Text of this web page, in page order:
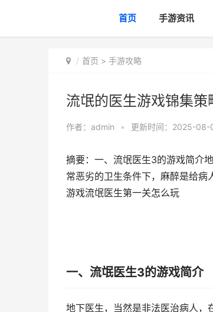
首页 手游资讯
首页 > 手游攻略
流氓的医生游戏锦集
作者： admin • 更新时间：2025-08-
摘要：一、流氓医生3的游戏简介
常恶劣的卫生条件下，麻醉是给
游戏流氓医生第一关怎么玩
一、流氓医生3的游戏简介
地下医生，当然是非法医治病人，